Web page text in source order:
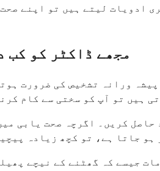
ادویات لیتے ہیں تو اپنے
مجھے ڈاکٹر کو کب
ورانہ تشخیص کی ضرورت
ہیں تو آپ کو سختی سے کام
کریں۔ اگرچہ صحت یابی
جاتا ہے، تو کچھ زیادہ
جیسے کہ گھٹنے کے نیچے